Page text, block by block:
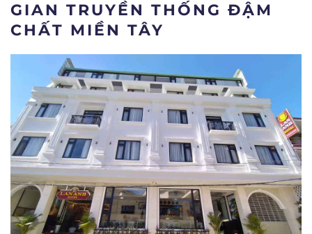
GIAN TRUYỀN THỐNG ĐẬM
CHẤT MIỀN TÂY